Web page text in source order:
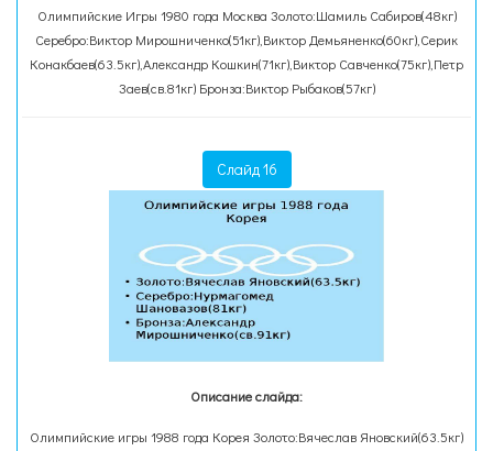
Олимпийские Игры 1980 года Москва Золото:Шамиль Сабиров(48кг)
Серебро:Виктор Мирошниченко(51кг),Виктор Демьяненко(60кг),Серик
Конакбаев(63.5кг),Александр Кошкин(71кг),Виктор Савченко(75кг),Петр
Заев(св.81кг) Бронза:Виктор Рыбаков(57кг)
Слайд 16
Описание слайда:
Олимпийские игры 1988 года Корея Золото:Вячеслав Яновский(63.5кг)